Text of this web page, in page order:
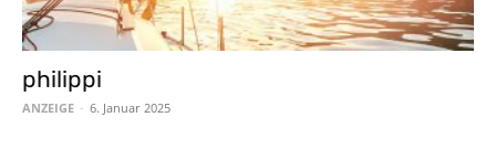
philippi
ANZEIGE - 6. Januar 2025